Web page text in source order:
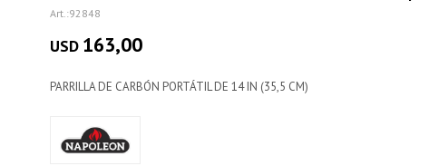
92848
USD 163,00
PARRILLA DE CARBÓN PORTÁTIL DE 14 IN (35,5 CM)